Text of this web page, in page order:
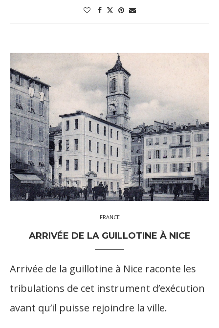
FRANCE
ARRIVÉE DE LA GUILLOTINE À NICE
Arrivée de la guillotine à Nice raconte les
tribulations de cet instrument d’exécution
avant qu’il puisse rejoindre la ville.